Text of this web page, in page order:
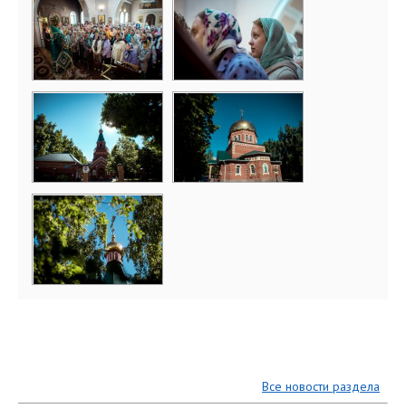
Все новости раздела